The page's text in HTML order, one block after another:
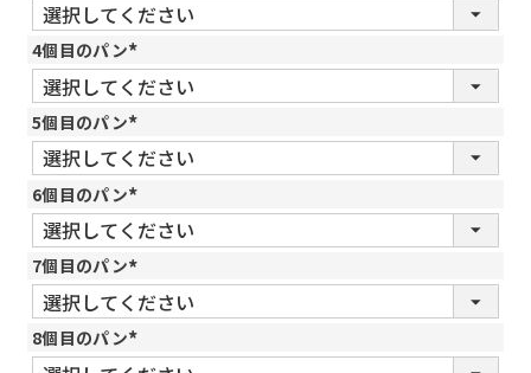
必
須
)
4個目のパン
(
必
須
)
5個目のパン
(
必
須
)
6個目のパン
(
必
須
)
7個目のパン
(
必
須
)
8個目のパン
(